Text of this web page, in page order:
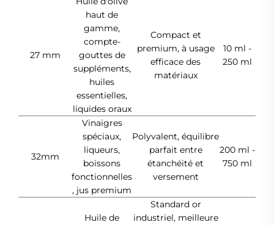
27 mm
haut de
gamme,
compte-
gouttes de
suppléments,
huiles
essentielles,
liquides oraux
Compact et
premium, à usage
efficace des
matériaux
10 ml -
250 ml
32mm
Vinaigres
spéciaux,
liqueurs,
boissons
fonctionnelles
, jus premium
Polyvalent, équilibre
parfait entre
étanchéité et
versement
200 ml -
750 ml
Huile de
Standard or
industriel, meilleure